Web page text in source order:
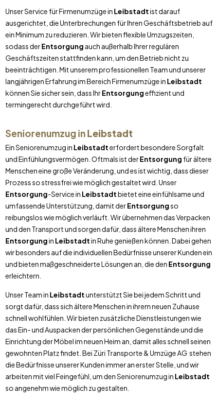
Unser Service für Firmenumzüge in Leibstadtist darauf
ausgerichtet, die Unterbrechungen für Ihren Geschäftsbetrieb auf
ein Minimum zu reduzieren. Wir bieten flexible Umzugszeiten,
sodass derEntsorgung auch außerhalb Ihrer regulären
Geschäftszeiten stattfinden kann, um den Betrieb nicht zu
beeinträchtigen. Mit unserem professionellen Team und unserer
langjährigen Erfahrung im Bereich Firmenumzüge in Leibstadt
können Sie sicher sein, dass IhrEntsorgungeffizient und
termingerecht durchgeführt wird.
Seniorenumzug in Leibstadt
Ein Seniorenumzug in Leibstadterfordert besondere Sorgfalt
und Einfühlungsvermögen. Oftmals ist derEntsorgung für ältere
Menschen eine große Veränderung, und es ist wichtig, dass dieser
Prozess so stressfrei wie möglich gestaltet wird. Unser
Entsorgung-Service in Leibstadtbietet eine einfühlsame und
umfassende Unterstützung, damit derEntsorgungso
reibungslos wie möglich verläuft. Wir übernehmen das Verpacken
und den Transport und sorgen dafür, dass ältere Menschen ihren
Entsorgungin Leibstadtin Ruhe genießen können. Dabei gehen
wir besonders auf die individuellen Bedürfnisse unserer Kunden ein
und bieten maßgeschneiderte Lösungen an, die den Entsorgung
erleichtern.
Unser Team in Leibstadtunterstützt Sie bei jedem Schritt und
sorgt dafür, dass sich ältere Menschen in ihrem neuen Zuhause
schnell wohlfühlen. Wir bieten zusätzliche Dienstleistungen wie
das Ein- und Auspacken der persönlichen Gegenstände und die
Einrichtung der Möbel im neuen Heim an, damit alles schnell seinen
gewohnten Platz findet. Bei Züri Transporte & Umzüge AG stehen
die Bedürfnisse unserer Kunden immer an erster Stelle, und wir
arbeiten mit viel Feingefühl, um den Seniorenumzug in Leibstadt
so angenehm wie möglich zu gestalten.